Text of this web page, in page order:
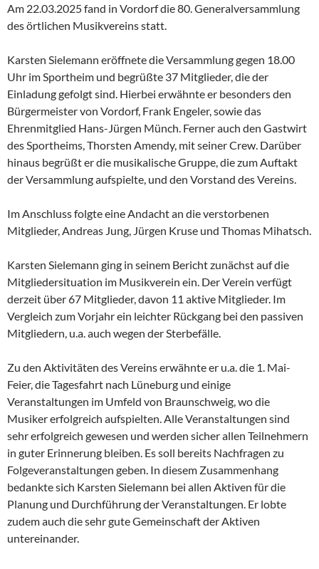
Am 22.03.2025 fand in Vordorf die 80. Generalversammlung
des örtlichen Musikvereins statt.
Karsten Sielemann eröffnete die Versammlung gegen 18.00
Uhr im Sportheim und begrüßte 37 Mitglieder, die der
Einladung gefolgt sind. Hierbei erwähnte er besonders den
Bürgermeister von Vordorf, Frank Engeler, sowie das
Ehrenmitglied Hans-Jürgen Münch. Ferner auch den Gastwirt
des Sportheims, Thorsten Amendy, mit seiner Crew. Darüber
hinaus begrüßt er die musikalische Gruppe, die zum Auftakt
der Versammlung aufspielte, und den Vorstand des Vereins.
Im Anschluss folgte eine Andacht an die verstorbenen
Mitglieder, Andreas Jung, Jürgen Kruse und Thomas Mihatsch.
Karsten Sielemann ging in seinem Bericht zunächst auf die
Mitgliedersituation im Musikverein ein. Der Verein verfügt
derzeit über 67 Mitglieder, davon 11 aktive Mitglieder. Im
Vergleich zum Vorjahr ein leichter Rückgang bei den passiven
Mitgliedern, u.a. auch wegen der Sterbefälle.
Zu den Aktivitäten des Vereins erwähnte er u.a. die 1. Mai-
Feier, die Tagesfahrt nach Lüneburg und einige
Veranstaltungen im Umfeld von Braunschweig, wo die
Musiker erfolgreich aufspielten. Alle Veranstaltungen sind
sehr erfolgreich gewesen und werden sicher allen Teilnehmern
in guter Erinnerung bleiben. Es soll bereits Nachfragen zu
Folgeveranstaltungen geben. In diesem Zusammenhang
bedankte sich Karsten Sielemann bei allen Aktiven für die
Planung und Durchführung der Veranstaltungen. Er lobte
zudem auch die sehr gute Gemeinschaft der Aktiven
untereinander.